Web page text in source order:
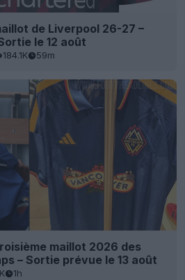
de Liverpool 26-27 –
le 12 août
184.1K 59m
maillot 2026 des
– Sortie prévue le 13 août
1h